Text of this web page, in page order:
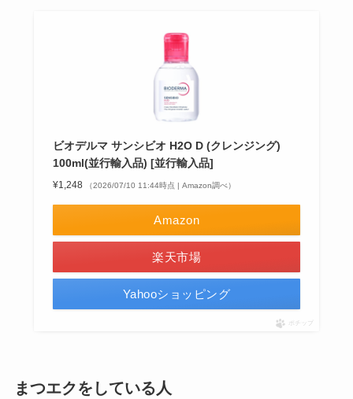
ビオデルマ サンシビオ H2O D (クレンジング)
100ml(並行輸入品) [並行輸入品]
¥1,248 （2026/07/10 11:44時点 | Amazon調べ）
Amazon
楽天市場
Yahooショッピング
ポチップ
まつエクをしている人